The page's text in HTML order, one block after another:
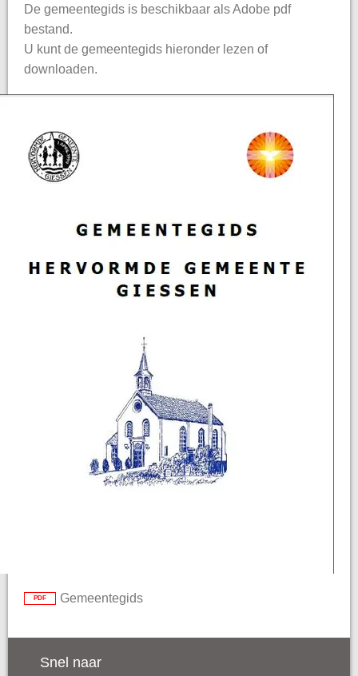
De gemeentegids is beschikbaar als Adobe pdf
bestand.
U kunt de gemeentegids hieronder lezen of
downloaden.
PDF Gemeentegids
Snel naar